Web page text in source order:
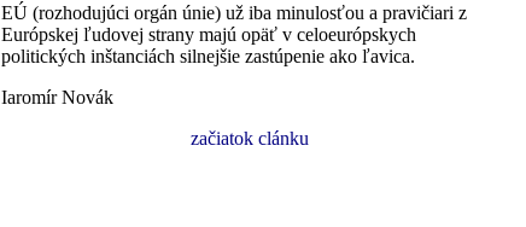
EÚ (rozhodujúci orgán únie) už iba minulosťou a pravičiari z
Európskej ľudovej strany majú opäť v celoeurópskych
politických inštanciách silnejšie zastúpenie ako ľavica.
Iaromír Novák
začiatok clánku